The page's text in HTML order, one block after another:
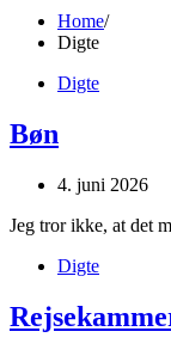
Home
Digte
Digte
Bøn
4. juni 2026
Jeg tror ikke, at det
Digte